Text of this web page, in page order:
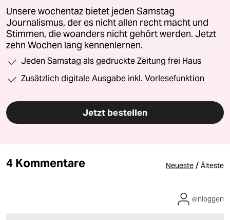
Unsere wochentaz bietet jeden Samstag
Journalismus, der es nicht allen recht macht und
Stimmen, die woanders nicht gehört werden. Jetzt
zehn Wochen lang kennenlernen.
Jeden Samstag als gedruckte Zeitung frei Haus
Zusätzlich digitale Ausgabe inkl. Vorlesefunktion
Jetzt bestellen
4 Kommentare Neueste / Älteste
einloggen